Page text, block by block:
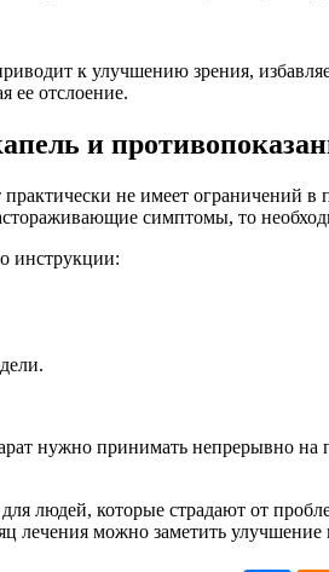
к улучшению зрения,
ее отслоение.
и
практически не имеет ограничений
симптомы, то
инструкции:
нужно принимать непрерывно
людей, которые страдают от
лечения можно заметить улучшение